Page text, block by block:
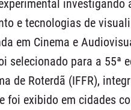
investigando
e tecnologias de
em Cinema e
selecionado para a 55ª
de Roterdã (IFFR),
foi exibido em cidades